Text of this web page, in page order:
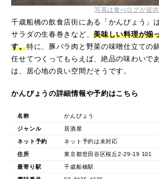
写真は食べログが提
千歳船橋の飲食店街にある「かんぴょう」
サラダの生春巻きなど、美味しい料理が揃
す。特に、豚バラ肉と野菜の味噌仕立ての
任せてつくってもらえば、絶品の味わいで
は、居心地の良い空間だそうです。
かんぴょうの詳細情報や予約はこちら
名称 かんぴょう
ジャンル 居酒屋
ネット予約 ネット予約は未対応
住所 東京都世田谷区桜丘2-29-19 101
最寄り駅 千歳船橋駅